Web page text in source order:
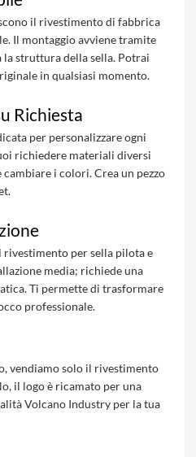
il rivestimento di fabbrica
Il montaggio avviene tramite
struttura della sella. Potrai
in qualsiasi momento.
Richiesta
per personalizzare ogni
richiedere materiali diversi
i colori. Crea un pezzo
per sella pilota e
media; richiede una
Ti permette di trasformare
professionale.
vendiamo solo il rivestimento
il logo è ricamato per una
Volcano Industry per la tua